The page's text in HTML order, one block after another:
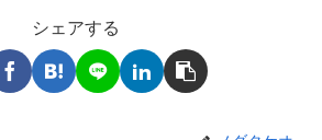
シェアする